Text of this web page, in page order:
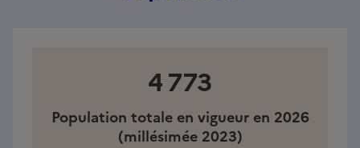
4 773
Population totale en vigueur en 2026
(millésimée 2023)